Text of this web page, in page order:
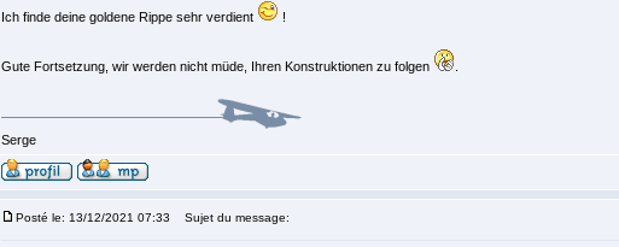
Ich finde deine goldene Rippe sehr verdient
!
Gute Fortsetzung, wir werden nicht müde, Ihren Konstruktionen zu folgen
Serge
Posté le: 13/12/2021 07:33 Sujet du message: